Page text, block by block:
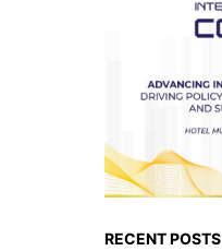
RECENT POSTS